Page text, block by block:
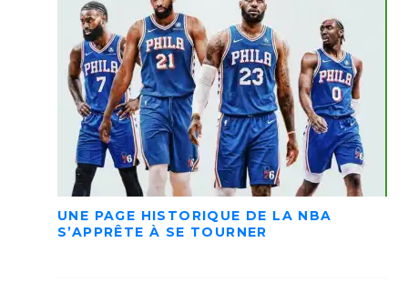
UNE PAGE HISTORIQUE DE LA NBA
S’APPRÊTE À SE TOURNER